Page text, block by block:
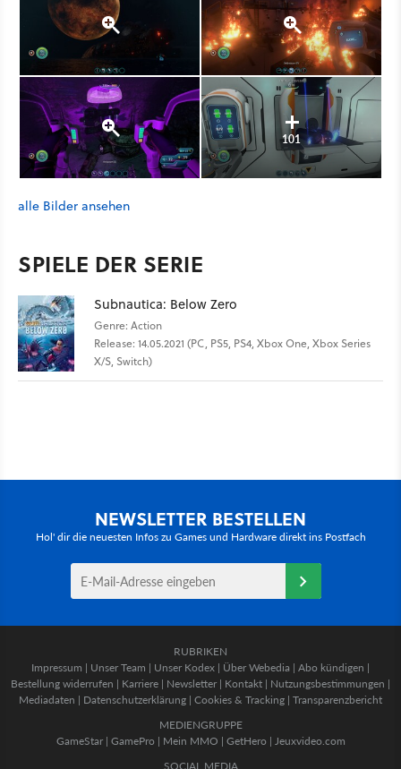
101
alle Bilder ansehen
SPIELE DER SERIE
Subnautica: Below Zero
Genre: Action
Release: 14.05.2021 (PC, PS5, PS4, Xbox One, Xbox Series
X/S, Switch)
NEWSLETTER BESTELLEN
Hol' dir die neuesten Infos zu Games und Hardware direkt ins Postfach
RUBRIKEN
Impressum | Unser Team | Unser Kodex | Über Webedia | Abo kündigen |
Bestellung widerrufen | Karriere | Newsletter | Kontakt | Nutzungsbestimmungen |
Mediadaten | Datenschutzerklärung | Cookies & Tracking | Transparenzbericht
MEDIENGRUPPE
GameStar| GamePro | Mein MMO | GetHero | Jeuxvideo.com